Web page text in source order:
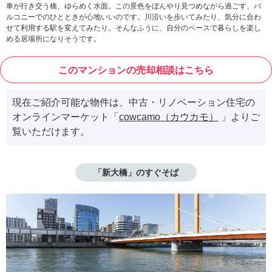
車が行き交う橋、ゆらめく水面。この景色をぼんやり見つめながら過ごす、バ
ルコニーでのひとときが心地いいのです。川沿いを歩いてみたり、気分に合わ
せて利用する駅を変えてみたり。そんなふうに、自分のペースで暮らしを楽し
める居場所になりそうです。
このマンションの売却相談はこちら
現在ご紹介可能な物件は、中古・リノベーション住宅の
オンラインマーケット「 cowcamo（カウカモ）
」よりご
覧いただけます。
「新大橋」のすぐそば